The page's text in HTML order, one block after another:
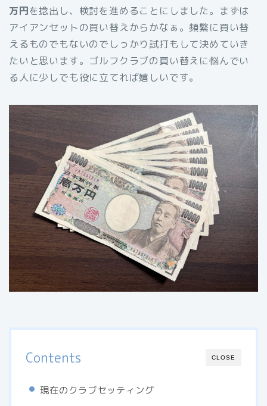
万円を捻出し、検討を進めることにしました。まずは
アイアンセットの買い替えからかなぁ。頻繁に買い替
えるものでもないのでしっかり試打もして決めていき
たいと思います。ゴルフクラブの買い替えに悩んでい
る人に少しでも役に立てれば嬉しいです。
CLOSE
Contents
現在のクラブセッティング